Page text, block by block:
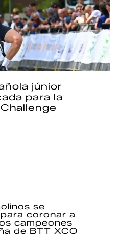
júnior
para la
se
coronar a
campeones
de BTT XCO